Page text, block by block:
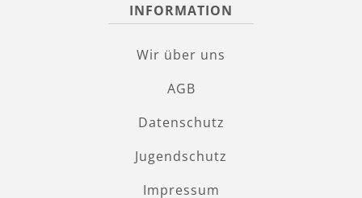
INFORMATION
Wir über uns
AGB
Datenschutz
Jugendschutz
Impressum